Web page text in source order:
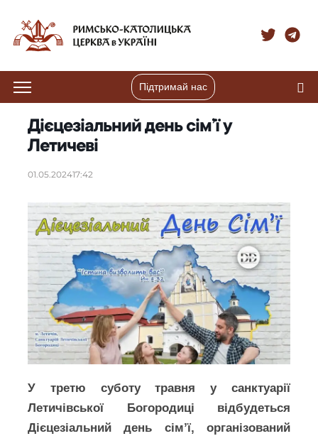
Підтримай нас
Дієцезіальний день сім’ї у
Летичеві
01.05.202417:42
У третю суботу травня у санктуарії
Летичівської Богородиці відбудеться
Дієцезіальний день сім’ї, організований